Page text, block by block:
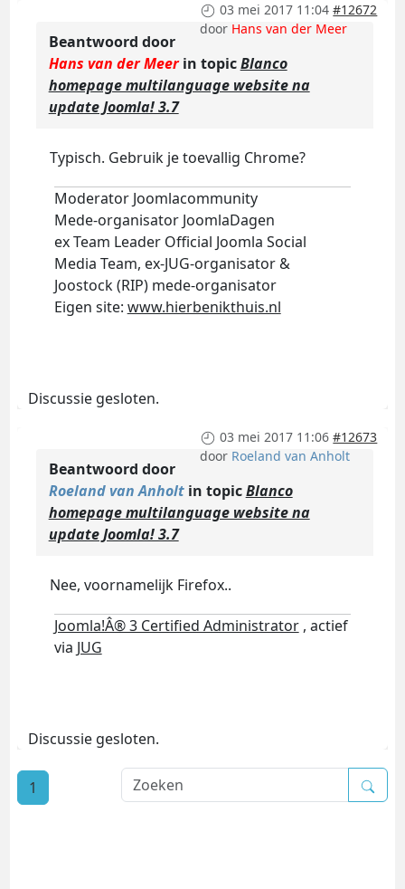
03 mei 2017 11:04 #12672
door Hans van der Meer
Beantwoord door
Hans van der Meerin topicBlanco
homepage multilanguage website na
update Joomla! 3.7
Typisch. Gebruik je toevallig Chrome?
Moderator Joomlacommunity
Mede-organisator JoomlaDagen
ex Team Leader Official Joomla Social
Media Team, ex-JUG-organisator &
Joostock (RIP) mede-organisator
Eigen site: www.hierbenikthuis.nl
Discussie gesloten.
03 mei 2017 11:06 #12673
door Roeland van Anholt
Beantwoord door
Roeland van Anholtin topicBlanco
homepage multilanguage website na
update Joomla! 3.7
Nee, voornamelijk Firefox..
Joomla!Â® 3 Certified Administrator, actief
via JUG
Discussie gesloten.
1